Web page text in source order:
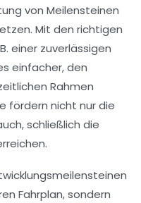
von Meilensteinen
Mit den richtigen
einer zuverlässigen
einfacher, den
Rahmen
fördern nicht nur die
schließlich die
Fahrplan, sondern